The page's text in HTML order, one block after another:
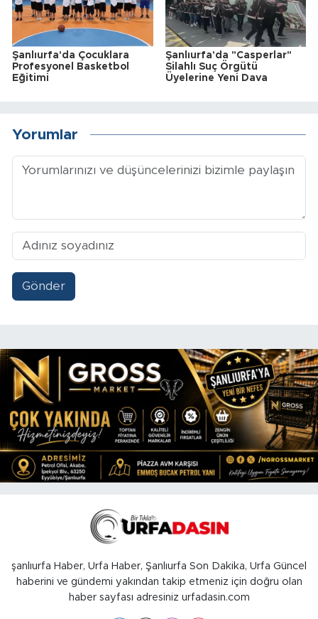
Şanlıurfa'da Çocuklara
Profesyonel Basketbol
Eğitimi
Şanlıurfa'da "Casperlar"
Silahlı Suç Örgütü
Üyelerine Yeni Dava
Yorumlar
Gönder
şanlıurfa Haber, Urfa Haber, Şanlıurfa Son Dakika, Urfa Güncel
haberini ve gündemi yakından takip etmeniz için doğru olan
haber sayfası adresiniz urfadasin.com